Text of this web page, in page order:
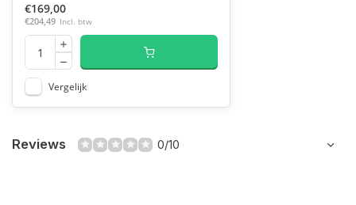
€169,00
€204,49 Incl. btw
Vergelijk
Reviews 0/10